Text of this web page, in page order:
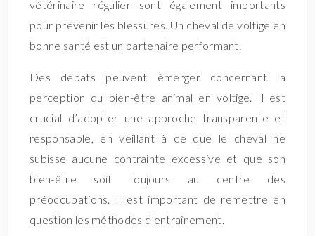
vétérinaire régulier sont également importants
pour prévenir les blessures. Un cheval de voltige en
bonne santé est un partenaire performant.
Des débats peuvent émerger concernant la
perception du bien-être animal en voltige. Il est
crucial d’adopter une approche transparente et
responsable, en veillant à ce que le cheval ne
subisse aucune contrainte excessive et que son
bien-être soit toujours au centre des
préoccupations. Il est important de remettre en
question les méthodes d’entraînement.